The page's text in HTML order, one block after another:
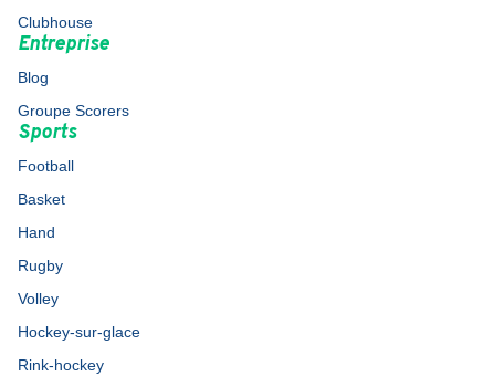
Clubhouse
Entreprise
Blog
Groupe Scorers
Sports
Football
Basket
Hand
Rugby
Volley
Hockey-sur-glace
Rink-hockey